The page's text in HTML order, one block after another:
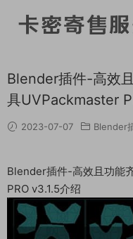
Blender插件-高效
具UVPackmaster
2023-07-07 Blender
Blender插件-高效且功能
PRO v3.1.5介绍